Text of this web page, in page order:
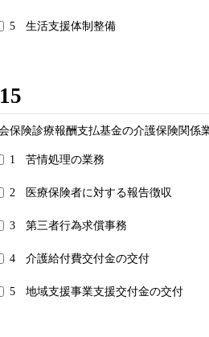
5 生活支援体制整備
保険診療報酬支払基金の介護保険関係
1 苦情処理の業務
2 医療保険者に対する報告徴収
3 第三者行為求償事務
4 介護給付費交付金の交付
5 地域支援事業支援交付金の交付